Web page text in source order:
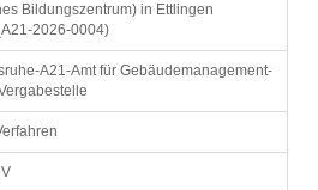
Bildungszentrum) in Ettlingen
2026-0004)
A21-Amt für Gebäudemanagement-